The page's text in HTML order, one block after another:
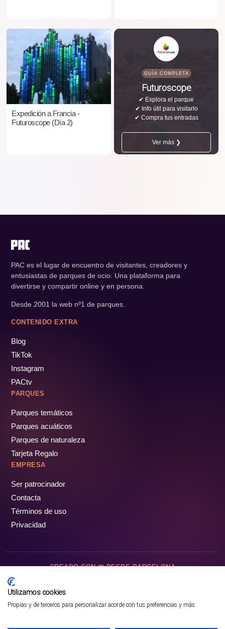
Expedición a Francia -
Futuroscope (Día 2)
GUÍA COMPLETA
Futuroscope
✔ Explora el parque
✔ Info útil para visitarlo
✔ Compra tus entradas
Ver más ❯
PAC es el lugar de encuentro de visitantes, creadores y
entusiastas de parques de ocio. Una plataforma para
divertirse y compartir online y en persona.
Desde 2001 la web nº1 de parques.
CONTENIDO EXTRA
Blog
TikTok
Instagram
PACtv
PARQUES
Parques temáticos
Parques acuáticos
Parques de naturaleza
Tarjeta Regalo
EMPRESA
Ser patrocinador
Contacta
Términos de uso
Privacidad
CREADO CON DESDE BARCELONA
Utilizamos cookies
Propias y de terceros para personalizar acorde con tus preferencias y más